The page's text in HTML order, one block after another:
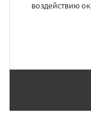
воздействию